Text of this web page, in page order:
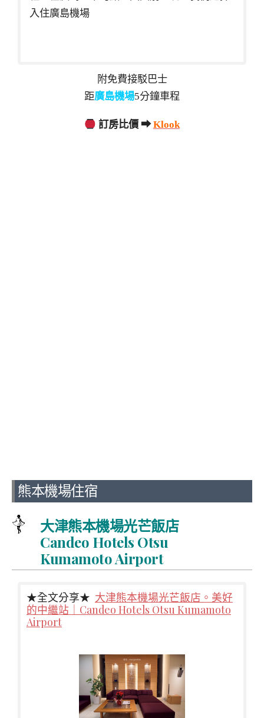
入住廣島機場
附免費接駁巴士
距廣島機場5分鐘車程
訂房比價 ➡Klook
熊本機場住宿
大津熊本機場光芒飯店
Candeo Hotels Otsu
Kumamoto Airport
★全文分享★ 大津熊本機場光芒飯店。美好
的中繼站｜Candeo Hotels Otsu Kumamoto
Airport